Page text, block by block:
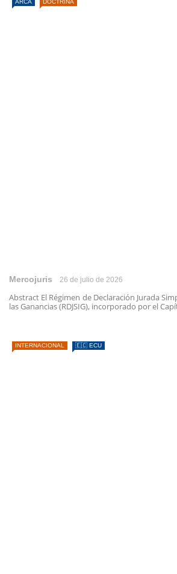
Mercojuris 26 de julio de 2026
Abstract El Régimen de Declaración Jurada
las Ganancias (RDJSIG), incorporado por el
INTERNACIONAL 🇪🇨 ECU